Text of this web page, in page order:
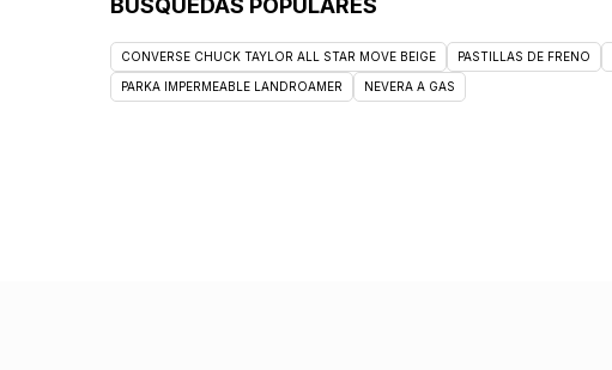
CONVERSE CHUCK TAYLOR ALL STAR MOVE BEIGE PASTILLAS DE FRENO
PARKA IMPERMEABLE LANDROAMER NEVERA A GAS